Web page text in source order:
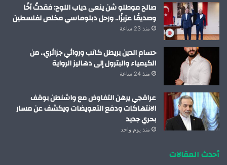
صالح موطلو شن ينعى دياب اللوح: فقدتُ أخًا
وصديقًا عزيزًا.. ورحل دبلوماسي مخلص لفلسطين
منذ 23 ساعة
حسام الدين بريطل كاتب وروائي جزائري.. من
الكيمياء والبترول إلى دهاليز الرواية
منذ 24 ساعة
عراقجي يرهن التفاوض مع واشنطن بوقف
الانتهاكات ودفع التعويضات ويكشف عن مسار
بحري جديد
منذ يوم واحد
أحدث المقالات